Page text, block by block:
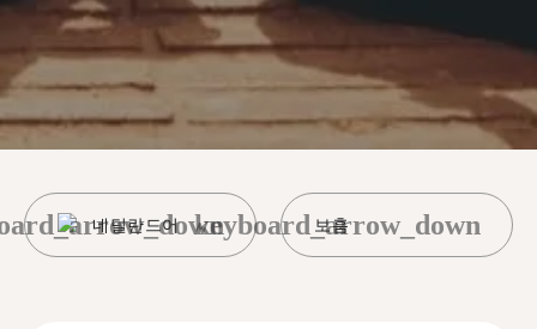
네덜란드어 보훔
keyboard_arrow_down